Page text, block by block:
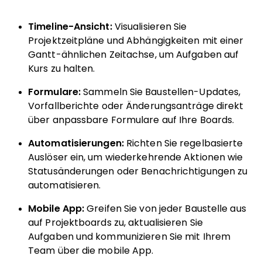
Timeline-Ansicht:Visualisieren Sie
Projektzeitpläne und Abhängigkeiten mit einer
Gantt-ähnlichen Zeitachse, um Aufgaben auf
Kurs zu halten.
Formulare: Sammeln Sie Baustellen-Updates,
Vorfallberichte oder Änderungsanträge direkt
über anpassbare Formulare auf Ihre Boards.
Automatisierungen:Richten Sie regelbasierte
Auslöser ein, um wiederkehrende Aktionen wie
Statusänderungen oder Benachrichtigungen zu
automatisieren.
Mobile App: Greifen Sie von jeder Baustelle aus
auf Projektboards zu, aktualisieren Sie
Aufgaben und kommunizieren Sie mit Ihrem
Team über die mobile App.